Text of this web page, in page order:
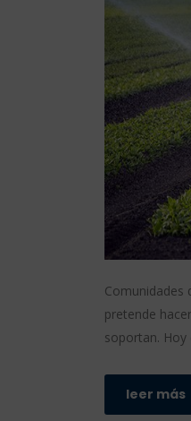
Comunidades
pretende
soportan. Hoy
leer más